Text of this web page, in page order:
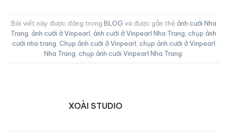
Bài viết này được đăng trong BLOG và được gắn thẻ ảnh cưới Nha
Trang, ảnh cưới ở Vinpearl, ảnh cưới ở Vinpearl Nha Trang, chụp ảnh
cưới nha trang, Chụp ảnh cưới ở Vinpearl, chụp ảnh cưới ở Vinpearl
Nha Trang, chụp ảnh cưới Vinpearl Nha Trang.
XOÀI STUDIO